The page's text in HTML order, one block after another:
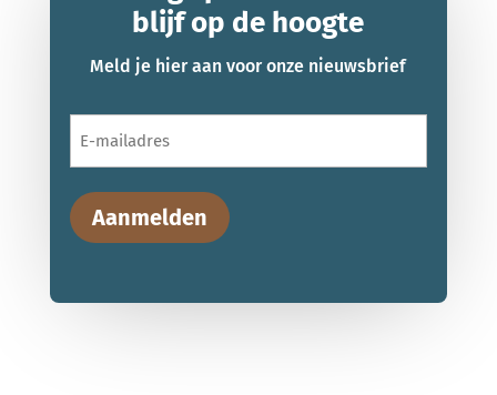
blijf op de hoogte
Meld je hier aan voor onze nieuwsbrief